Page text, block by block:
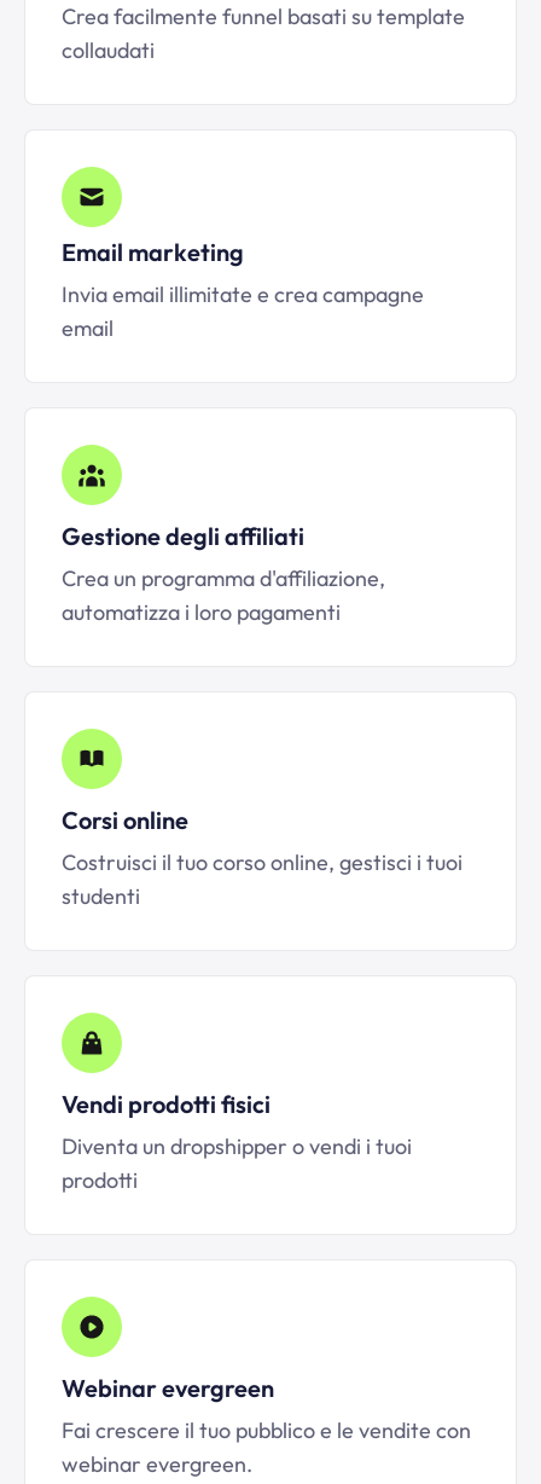
Crea facilmente funnel basati su template
collaudati
Email marketing
Invia email illimitate e crea campagne
email
Gestione degli affiliati
Crea un programma d'affiliazione,
automatizza i loro pagamenti
Corsi online
Costruisci il tuo corso online, gestisci i tuoi
studenti
Vendi prodotti fisici
Diventa un dropshipper o vendi i tuoi
prodotti
Webinar evergreen
Fai crescere il tuo pubblico e le vendite con
webinar evergreen.